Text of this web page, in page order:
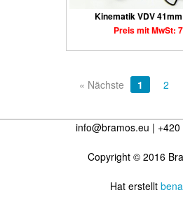
Kinematik VDV
Preis mit MwSt:
« Nächste 1 2
info@bramos.eu |
Copyright © 2016
Hat erstellt